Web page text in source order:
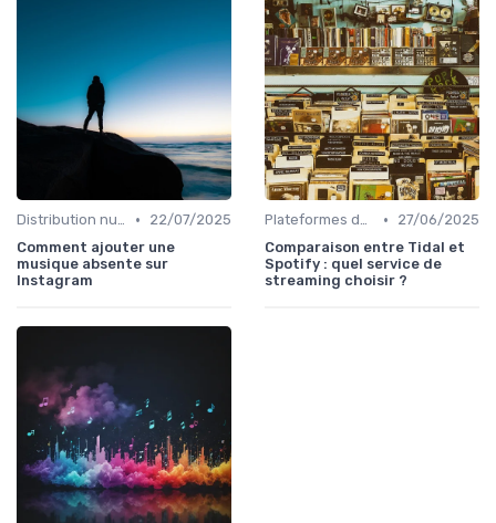
Distribution numérique •
22/07/2025
Comment ajouter une
musique absente sur
Instagram
Plateformes de streaming •
27/06/2025
Comparaison entre Tidal et
Spotify : quel service de
streaming choisir ?